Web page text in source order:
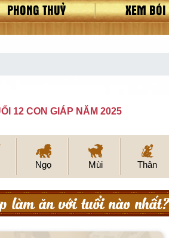
PHONG THUỶ XEM BÓI
12 CON GIÁP NĂM 2025
Ngọ Mùi Thân
làm ăn với tuổi nào nhất?